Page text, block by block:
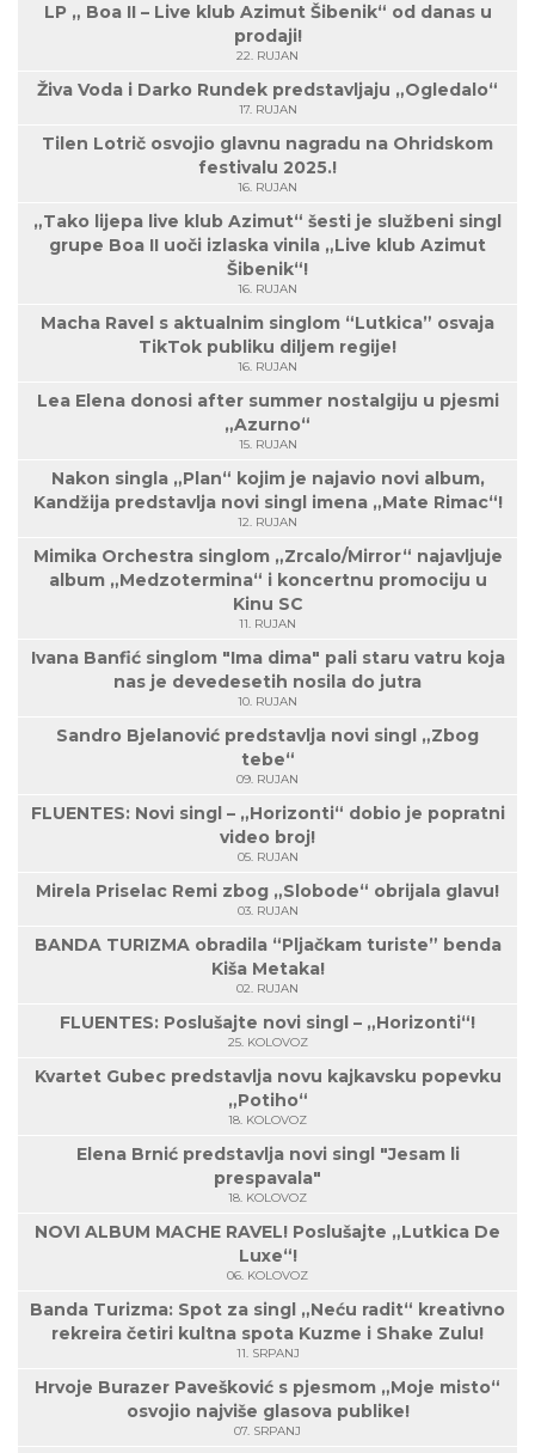
LP „ Boa II – Live klub Azimut Šibenik“ od danas u
prodaji!
22. RUJAN
Živa Voda i Darko Rundek predstavljaju „Ogledalo“
17. RUJAN
Tilen Lotrič osvojio glavnu nagradu na Ohridskom
festivalu 2025.!
16. RUJAN
„Tako lijepa live klub Azimut“ šesti je službeni singl
grupe Boa II uoči izlaska vinila „Live klub Azimut
Šibenik“!
16. RUJAN
Macha Ravel s aktualnim singlom “Lutkica” osvaja
TikTok publiku diljem regije!
16. RUJAN
Lea Elena donosi after summer nostalgiju u pjesmi
„Azurno“
15. RUJAN
Nakon singla „Plan“ kojim je najavio novi album,
Kandžija predstavlja novi singl imena „Mate Rimac“!
12. RUJAN
Mimika Orchestra singlom „Zrcalo/Mirror“ najavljuje
album „Medzotermina“ i koncertnu promociju u
Kinu SC
11. RUJAN
Ivana Banfić singlom "Ima dima" pali staru vatru koja
nas je devedesetih nosila do jutra
10. RUJAN
Sandro Bjelanović predstavlja novi singl „Zbog
tebe“
09. RUJAN
FLUENTES: Novi singl – „Horizonti“ dobio je popratni
video broj!
05. RUJAN
Mirela Priselac Remi zbog „Slobode“ obrijala glavu!
03. RUJAN
BANDA TURIZMA obradila “Pljačkam turiste” benda
Kiša Metaka!
02. RUJAN
FLUENTES: Poslušajte novi singl – „Horizonti“!
25. KOLOVOZ
Kvartet Gubec predstavlja novu kajkavsku popevku
„Potiho“
18. KOLOVOZ
Elena Brnić predstavlja novi singl "Jesam li
prespavala"
18. KOLOVOZ
NOVI ALBUM MACHE RAVEL! Poslušajte „Lutkica De
Luxe“!
06. KOLOVOZ
Banda Turizma: Spot za singl „Neću radit“ kreativno
rekreira četiri kultna spota Kuzme i Shake Zulu!
11. SRPANJ
Hrvoje Burazer Pavešković s pjesmom „Moje misto“
osvojio najviše glasova publike!
07. SRPANJ